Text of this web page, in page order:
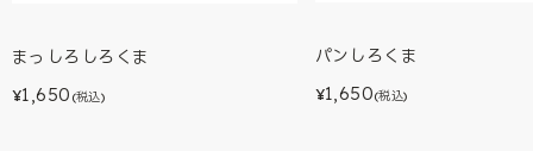
まっしろしろくま
¥1,650 (税込)
パンしろくま
¥1,650(税込)